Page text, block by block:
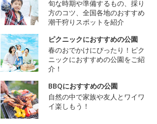
旬な時期や準備するもの、採り
方のコツ、全国各地のおすすめ
潮干狩りスポットを紹介
ピクニックにおすすめの公園
春のおでかけにぴったり！ピク
ニックにおすすめの公園をご紹
介！
BBQにおすすめの公園
自然の中で家族や友人とワイワ
イ楽しもう！